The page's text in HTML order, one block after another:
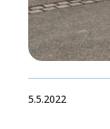
5.5.2022